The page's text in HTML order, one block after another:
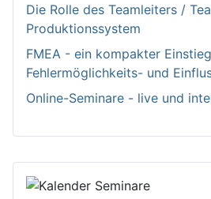
Die Rolle des Teamleiters /
Produktionssystem
FMEA - ein kompakter
Fehlermöglichkeits- und
Online-Seminare - live und